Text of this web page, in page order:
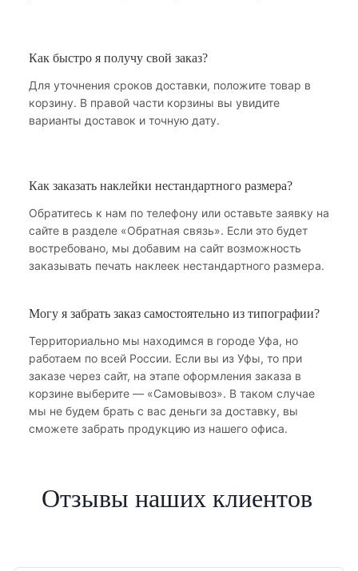
Как быстро я получу свой заказ?
Для уточнения сроков доставки, положите товар в
корзину. В правой части корзины вы увидите
варианты доставок и точную дату.
Как заказать наклейки нестандартного размера?
Обратитесь к нам по телефону или оставьте заявку на
сайте в разделе «Обратная связь». Если это будет
востребовано, мы добавим на сайт возможность
заказывать печать наклеек нестандартного размера.
Могу я забрать заказ самостоятельно из типографии?
Территориально мы находимся в городе Уфа, но
работаем по всей России. Если вы из Уфы, то при
заказе через сайт, на этапе оформления заказа в
корзине выберите — «Самовывоз». В таком случае
мы не будем брать с вас деньги за доставку, вы
сможете забрать продукцию из нашего офиса.
Отзывы наших клиентов